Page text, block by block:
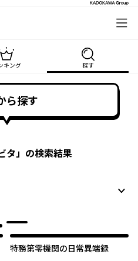
キング 探す
ら探す
タ」の検索結果
特務第零機関の日常異端録